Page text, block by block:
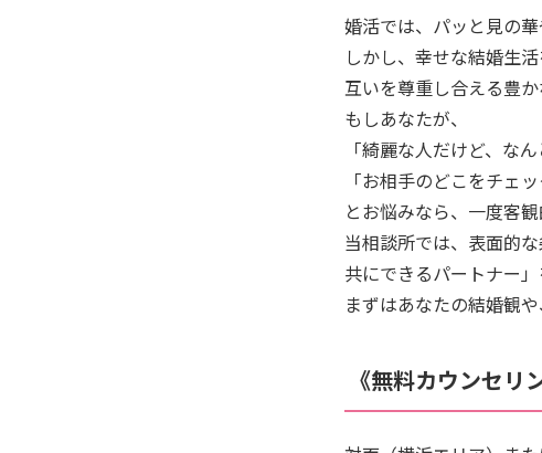
婚活では、パッと見の
しかし、幸せな結婚生
互いを尊重し合える豊か
もしあなたが、
「綺麗な人だけど、な
「お相手のどこをチェ
とお悩みなら、一度客
当相談所では、表面的
共にできるパートナー
まずはあなたの結婚観
《無料カウンセリ